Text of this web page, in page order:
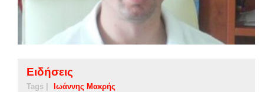
Ειδήσεις
Tags | Ιωάννης Μακρής